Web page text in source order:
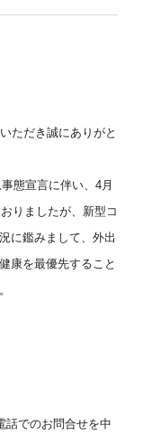
ただき誠にありがと
態宣言に伴い、4月
りましたが、新型コ
に鑑みまして、外出
康を最優先すること
話でのお問合せを中